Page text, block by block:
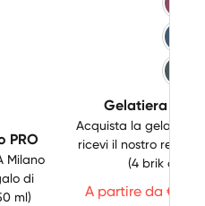
PRO
Milano
di
ml)
Gelatiera
Acquista la gelatiera
ricevi il nostro regalo
(4 brik da
Prezzo
A partire da